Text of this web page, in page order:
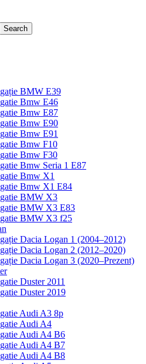
Search
BMW E39
Bmw E46
Bmw E87
Bmw E90
Bmw E91
Bmw F10
Bmw F30
Bmw Seria 1 E87
Bmw X1
Bmw X1 E84
BMW X3
BMW X3 E83
BMW X3 f25
Dacia Logan 1 (2004–2012)
Dacia Logan 2 (2012–2020)
Dacia Logan 3 (2020–Prezent)
Duster 2011
Duster 2019
Audi A3 8p
Audi A4
Audi A4 B6
Audi A4 B7
Audi A4 B8